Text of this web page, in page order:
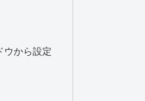
ウから設定